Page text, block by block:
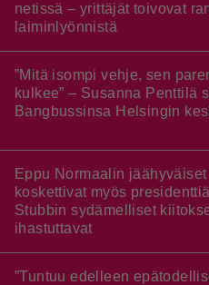
netissä – yrittäjät toivovat
laiminlyönnistä
”Mitä isompi vehje, sen
kulkee” – Susanna Penttilä
Bangbussinsa Helsingin
Eppu Normaalin jäähyväiset
koskettivat myös
Stubbin sydämelliset
ihastuttavat
”Tuntuu edelleen